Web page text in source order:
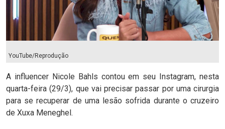
YouTube/Reprodução
A influencer Nicole Bahls contou em seu Instagram, nesta
quarta-feira (29/3), que vai precisar passar por uma cirurgia
para se recuperar de uma lesão sofrida durante o cruzeiro
de Xuxa Meneghel.